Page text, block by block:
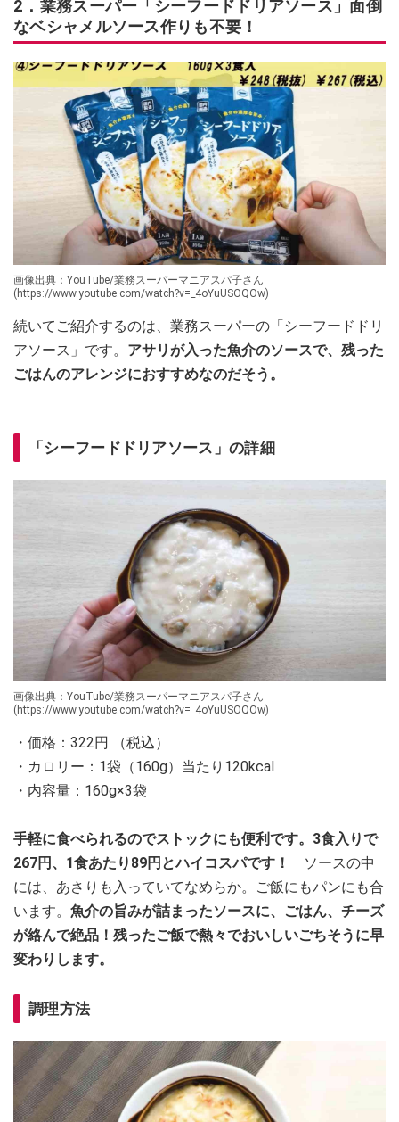
2．業務スーパー「シーフードドリアソース」面倒
なベシャメルソース作りも不要！
画像出典：YouTube/業務スーパーマニアスパ子さん
(https://www.youtube.com/watch?v=_4oYuUSOQOw)
続いてご紹介するのは、業務スーパーの「シーフードドリ
アソース」です。 アサリが入った魚介のソースで、残った
ごはんのアレンジにおすすめなのだそう。
「シーフードドリアソース」の詳細
画像出典：YouTube/業務スーパーマニアスパ子さん
(https://www.youtube.com/watch?v=_4oYuUSOQOw)
・価格：322円 （税込）
・カロリー：1袋（160g）当たり120kcal
・内容量：160g×3袋
手軽に食べられるのでストックにも便利です。3食入りで
267円、1食あたり89円とハイコスパです！
ソースの中
には、あさりも入っていてなめらか。ご飯にもパンにも合
います。 魚介の旨みが詰まったソースに、ごはん、チーズ
が絡んで絶品！残ったご飯で熱々でおいしいごちそうに早
変わりします。
調理方法